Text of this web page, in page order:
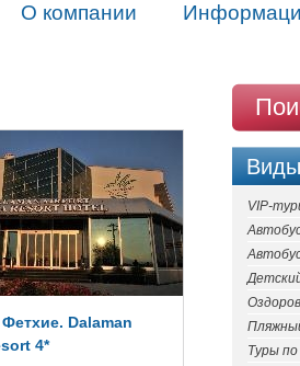
О компании
Dalaman
4*
VIP-
Туры